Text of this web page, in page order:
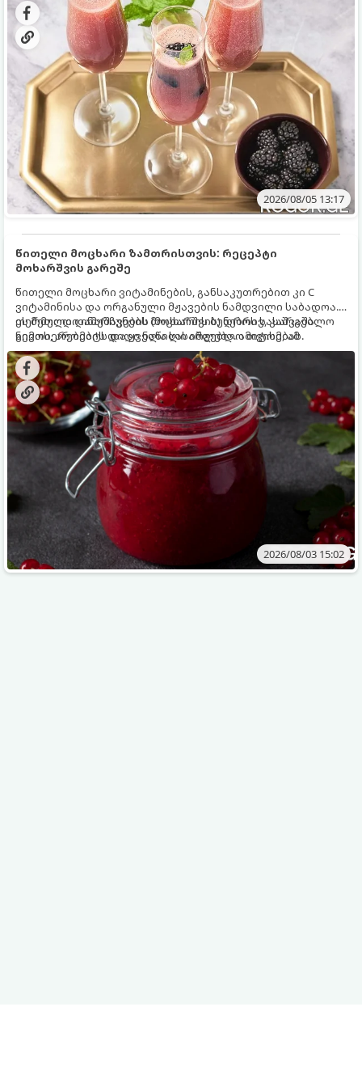
2026/08/05 13:17
წითელი მოცხარი ზამთრისთვის: რეცეპტი
მოხარშვის გარეშე
წითელი მოცხარი ვიტამინების, განსაკუთრებით კი C
ვიტამინისა და ორგანული მჟავების ნამდვილი საბადოა.
თერმული დამუშავების (მოხარშვის) დროს სასარგებლო
ნივთიერებების დიდი ნაწილი იშლება. ამიტომ, ამ
კენკრის ზამთრისთვის შესანახად საუკეთესო გზა
„ცოცხალი ჯემის“ მომზადებაა - მოხარშვის გარეშე.
ეს მეთოდი ინარჩუნებს მოცხარის ბუნებრივ, კაშკაშა
გემოს, არომატს და ყველა სასარგებლო თვისებას.
2026/08/03 15:02